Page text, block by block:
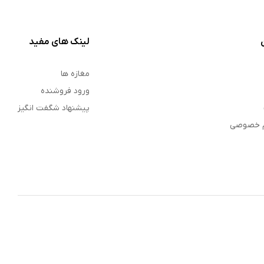
خصوصی
لینک های مفید
مغازه ها
ورود فروشنده
پیشنهاد شگفت انگیز